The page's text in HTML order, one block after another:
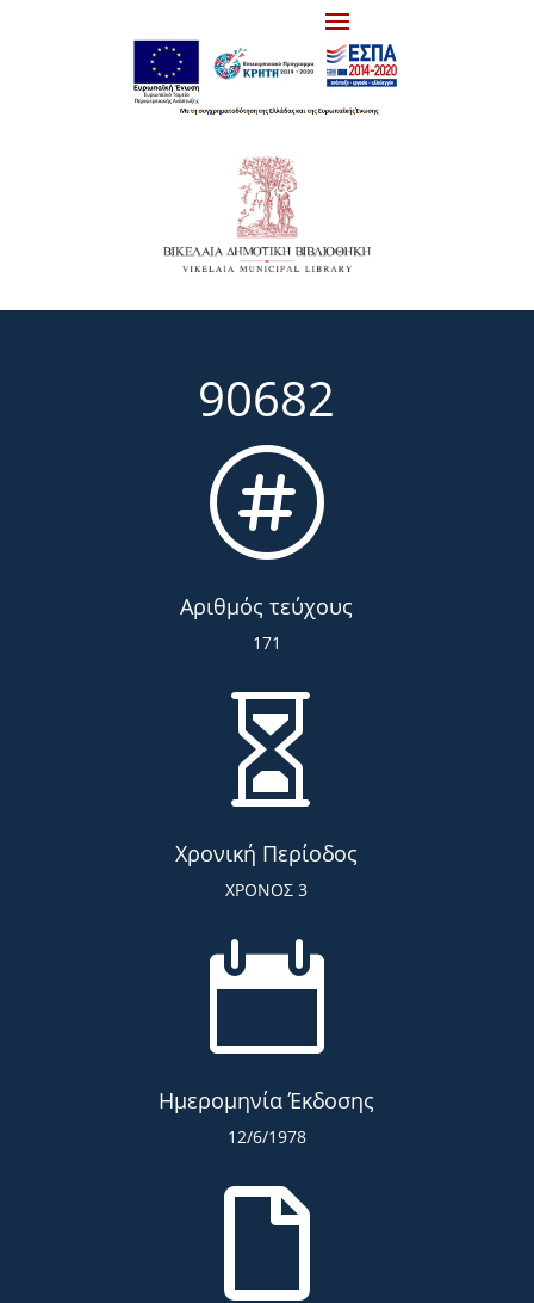
90682

Αριθμός τεύχους
171

Χρονική Περίοδος
ΧΡΟΝΟΣ 3

Ημερομηνία Έκδοσης
12/6/1978
